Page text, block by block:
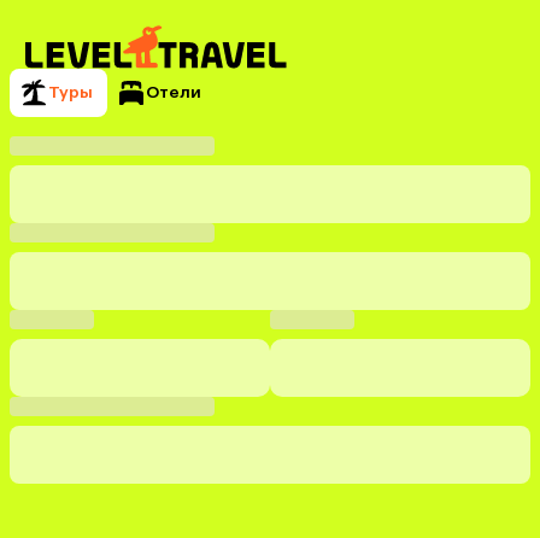
Туры Отели